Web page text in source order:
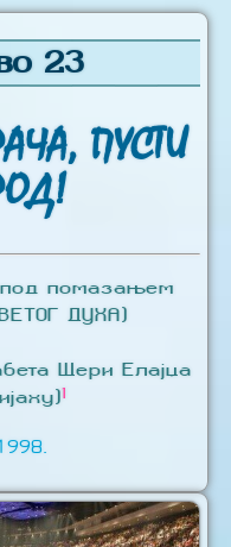
23
ПУСТИ
помазањем
ДУХА)
Шери Елајџа
1